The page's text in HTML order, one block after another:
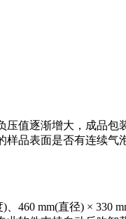
值逐渐增大，成品包
品表面是否有连续气
460 mm(直径) × 330